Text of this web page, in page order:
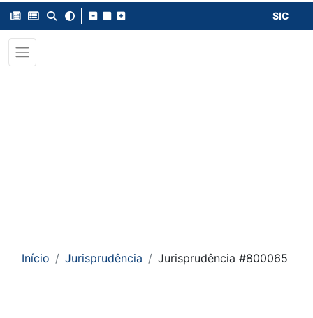
SIC
Início Jurisprudência Jurisprudência #800065